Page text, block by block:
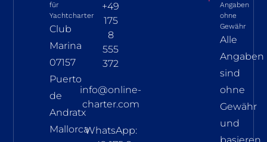
für
Yachtcharter
Club
Marina
07157
Puerto
de
Andratx
Mallorca
+49
175
8
555
372
info@online-
charter.com
WhatsApp:
Angaben
ohne
Gewähr
Alle
Angaben
sind
ohne
Gewähr
und